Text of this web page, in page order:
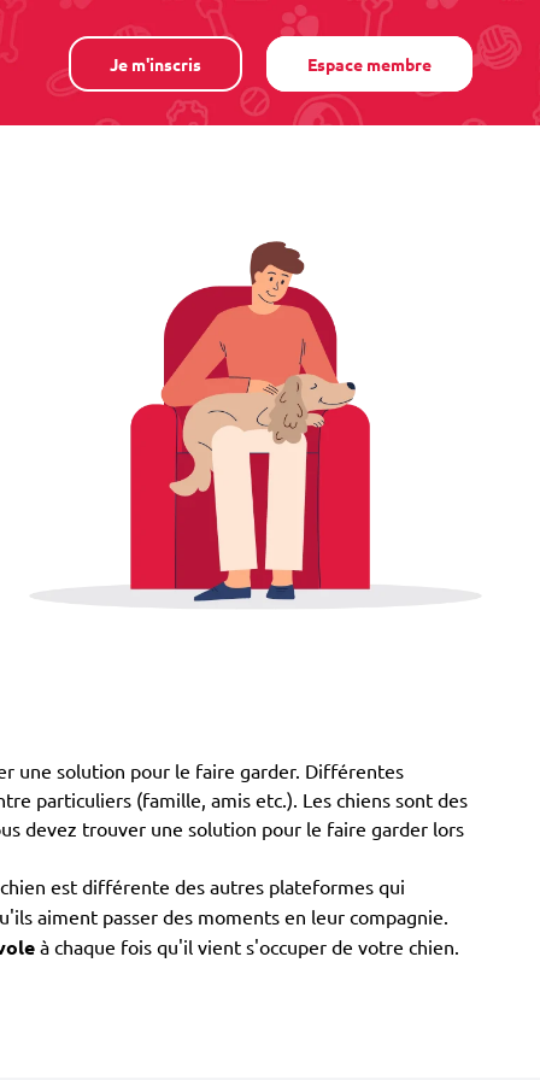
Je m'inscris Espace membre
une solution pour le faire garder. Différentes
particuliers (famille, amis etc.). Les chiens sont des
devez trouver une solution pour le faire garder lors
est différente des autres plateformes qui
aiment passer des moments en leur compagnie.
à chaque fois qu'il vient s'occuper de votre chien.